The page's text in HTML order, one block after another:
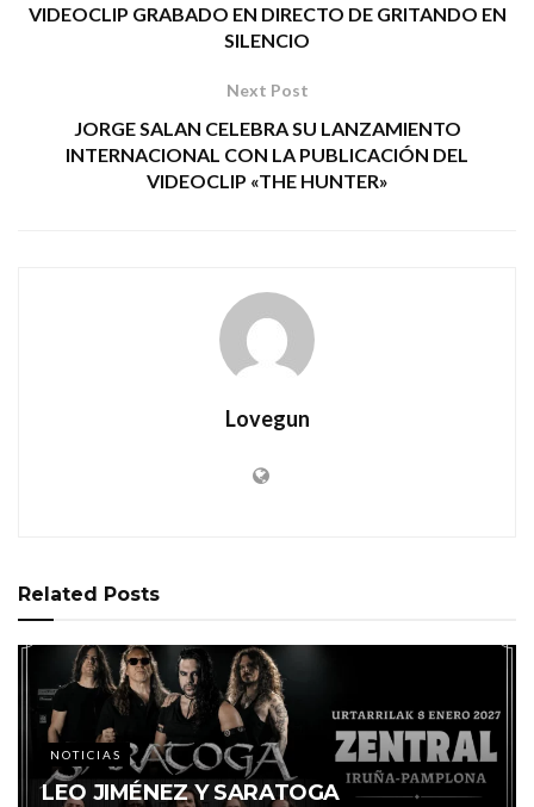
VIDEOCLIP GRABADO EN DIRECTO DE GRITANDO EN
SILENCIO
Next Post
JORGE SALAN CELEBRA SU LANZAMIENTO
INTERNACIONAL CON LA PUBLICACIÓN DEL
VIDEOCLIP «THE HUNTER»
Lovegun
Related Posts
NOTICIAS
LEO JIMÉNEZ Y SARATOGA